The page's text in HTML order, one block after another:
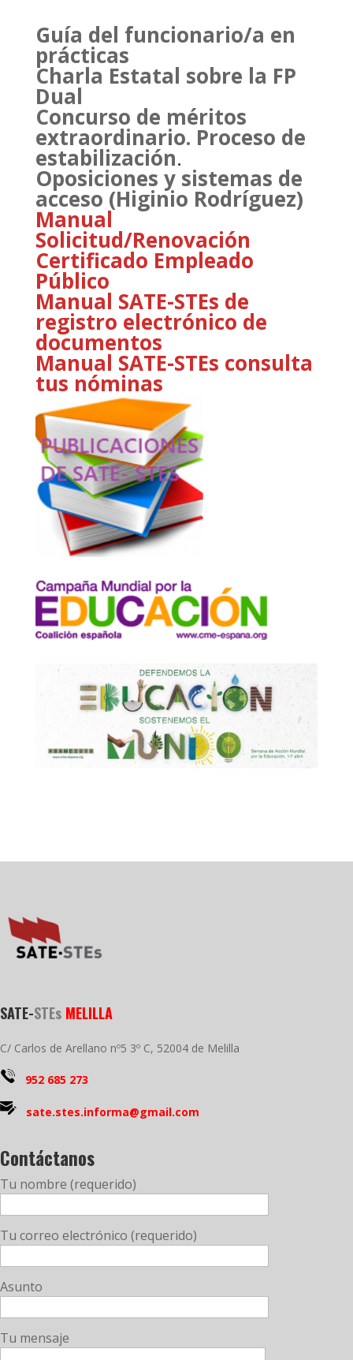
Guía del funcionario/a en
prácticas
Charla Estatal sobre la FP
Dual
Concurso de méritos
extraordinario. Proceso de
estabilización.
Oposiciones y sistemas de
acceso (Higinio Rodríguez)
Manual
Solicitud/Renovación
Certificado Empleado
Público
Manual SATE-STEs de
registro electrónico de
documentos
Manual SATE-STEs consulta
tus nóminas
SATE-STEs MELILLA
C/ Carlos de Arellano nº5 3º C, 52004 de Melilla
952 685 273
sate.stes.informa@gmail.com
Contáctanos
Tu nombre (requerido)
Tu correo electrónico (requerido)
Asunto
Tu mensaje